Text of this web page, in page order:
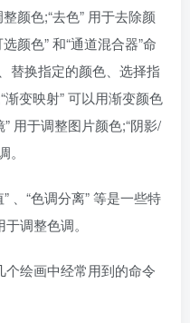
颜色;“去色” 用于去除颜
颜色” 和“通道混合器”命
替换指定的颜色、选择指
变映射” 可以用渐变颜色
用于调整图片颜色;“阴影/
、“色调分离” 等是一些特
调整色调。
个绘画中经常用到的命令